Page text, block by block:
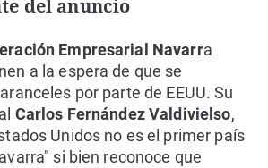
del anuncio
Empresarial Navarra
a la espera de que se
por parte de EEUU. Su
Carlos Fernández Valdivielso,
Unidos no es el primer país
si bien reconoce que